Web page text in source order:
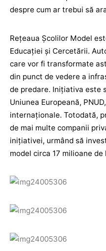
despre cum ar trebui să
Reţeaua Şcolilor Model
Educaţiei și Cercetării.
care vor fi transformate
din punct de vedere a
de predare. Inițiativa este
Uniunea Europeană,
internaționale. Totodată,
de mai multe companii
inițiativei, urmând să
model circa 17 milioane de